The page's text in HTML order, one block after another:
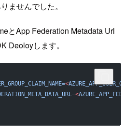
ませんでした。
とApp Federation Metadata Url
Deoloyします。
<
<